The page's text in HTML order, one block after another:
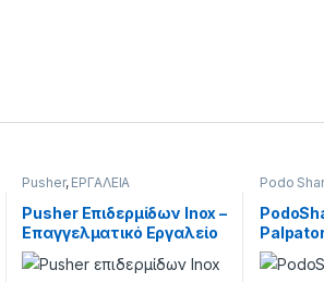
Pusher, ΕΡΓΑΛΕΙΑ
Pusher Επιδερμίδων Inox –
Επαγγελματικό Εργαλείο
Manicure & Pedicure
Podo